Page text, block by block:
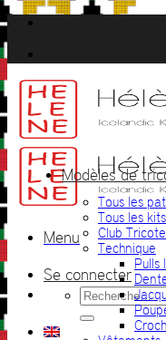
Passer
au
contenu
Menu
Se connecter
Recherche
pour :
Modèles de
Tous les
Tous les kits
Club
Technique
Pulls